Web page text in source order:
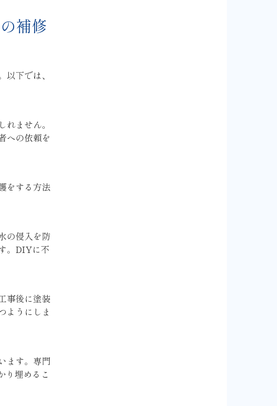
補修
下では、
ません。
への依頼を
をする方法
の侵入を防
。DIYに不
事後に塗装
ようにしま
ます。専門
り埋めるこ